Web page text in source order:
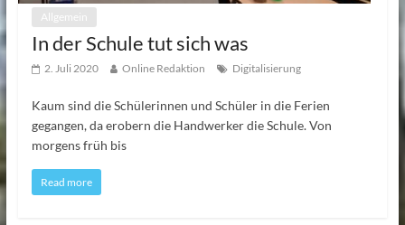
Allgemein
In der Schule tut sich was
2. Juli 2020 Online Redaktion Digitalisierung
Kaum sind die Schülerinnen und Schüler in die Ferien
gegangen, da erobern die Handwerker die Schule. Von
morgens früh bis
Read more